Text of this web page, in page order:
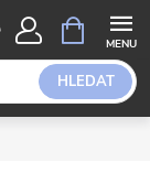
HLEDAT
NÁKUPNÍ
KOŠÍK